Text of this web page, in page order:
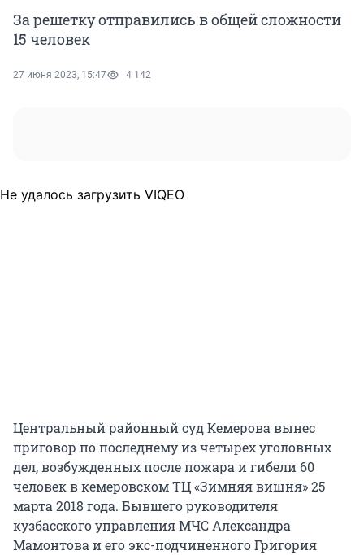
За решетку отправились в общей сложности
15 человек
27 июня 2023, 15:47 4 142
Не удалось загрузить VIQEO
Центральный районный суд Кемерова вынес
приговор по последнему из четырех уголовных
дел, возбужденных после пожара и гибели 60
человек в кемеровском ТЦ «Зимняя вишня» 25
марта 2018 года. Бывшего руководителя
кузбасского управления МЧС Александра
Мамонтова и его экс-подчиненного Григория